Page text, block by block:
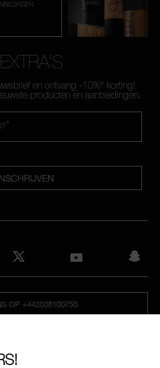
en ontvang -10%* korting!
producten en aanbiedingen.
*
OP +442038100750